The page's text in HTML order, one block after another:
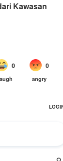
Kawasan